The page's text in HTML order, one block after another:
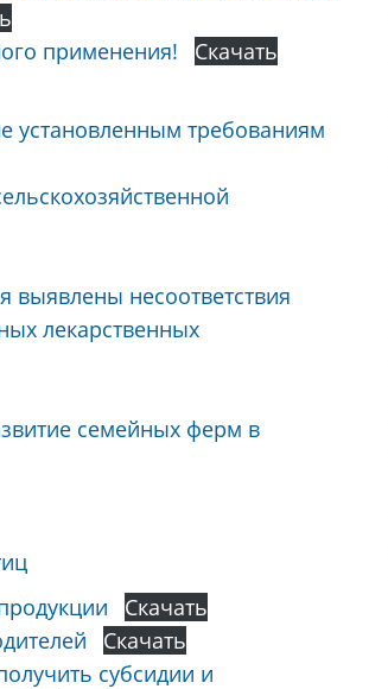
применения!
Скачать
установленным требованиям
выявлены несоответствия
лекарственных
семейных ферм в
Скачать
Скачать
субсидии и